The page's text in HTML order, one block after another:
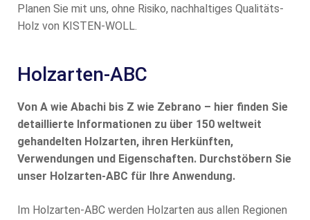
Planen Sie mit uns, ohne Risiko, nachhaltiges Qualitäts-
Holz von KISTEN-WOLL.
Holzarten-ABC
Von A wie Abachi bis Z wie Zebrano – hier finden Sie
detaillierte Informationen zu über 150 weltweit
gehandelten Holzarten, ihren Herkünften,
Verwendungen und Eigenschaften. Durchstöbern Sie
unser Holzarten-ABC für Ihre Anwendung.
Im Holzarten-ABC werden Holzarten aus allen Regionen